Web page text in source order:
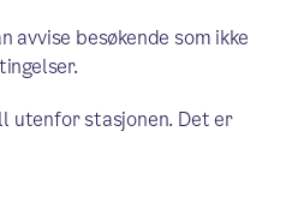
avvise besøkende som ikke
utenfor stasjonen. Det er